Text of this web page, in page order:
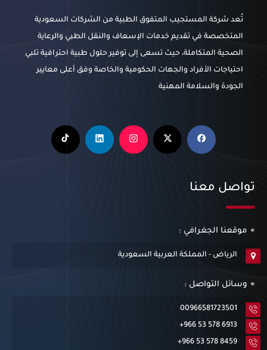
تُعد شركة المستجيب المتفوق الطبية من الشركات السعودية
المتخصصة في تقديم خدمات الإسعاف والنقل الطبي والرعاية
الصحية المتكاملة، حيث تسعى إلى توفير حلول طبية احترافية تلبي
احتياجات الأفراد والجهات الحكومية والخاصة وفق أعلى معايير
الجودة والسلامة المهنية
تواصل معنا
موقعنا الجغرافي :
الرياض - المملكة العربية السعودية
وسائل التواصل :
00966581723501
+966 53 578 6913
+966 53 578 8459